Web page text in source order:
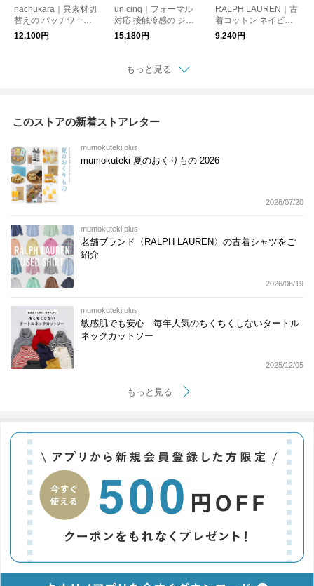
nachukara｜異素材切
替えの パッチワーク
ワンピース
12,100円
un cinq｜フォーマル
対応 接触冷感の ジャ
ンプスーツ
15,180円
RALPH LAUREN｜古
着コットン ネイビー
半袖シャツ21
9,240円
もっと見る
このストアの新着ストアレター
mumokuteki plus
mumokuteki 夏のおくりもの 2026
2026/07/20
mumokuteki plus
老舗ブランド〈RALPH LAUREN〉の古着シャツをご
紹介
2026/06/19
mumokuteki plus
敏感肌でも安心 毎年人気のちくちくしないタートル
ネックカットソー
2025/12/05
もっと見る